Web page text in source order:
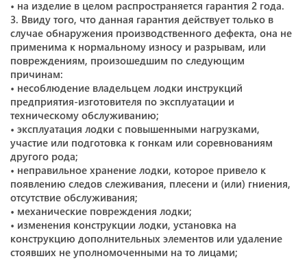
• на изделие в целом распространяется гарантия 2 года.
3. Ввиду того, что данная гарантия действует только в
случае обнаружения производственного дефекта, она не
применима к нормальному износу и разрывам, или
повреждениям, произошедшим по следующим
причинам:
• несоблюдение владельцем лодки инструкций
предприятия-изготовителя по эксплуатации и
техническому обслуживанию;
• эксплуатация лодки с повышенными нагрузками,
участие или подготовка к гонкам или соревнованиям
другого рода;
• неправильное хранение лодки, которое привело к
появлению следов слеживания, плесени и (или) гниения,
отсутствие обслуживания;
• механические повреждения лодки;
• изменения конструкции лодки, установка на
конструкцию дополнительных элементов или удаление
стоявших не уполномоченными на то лицами;